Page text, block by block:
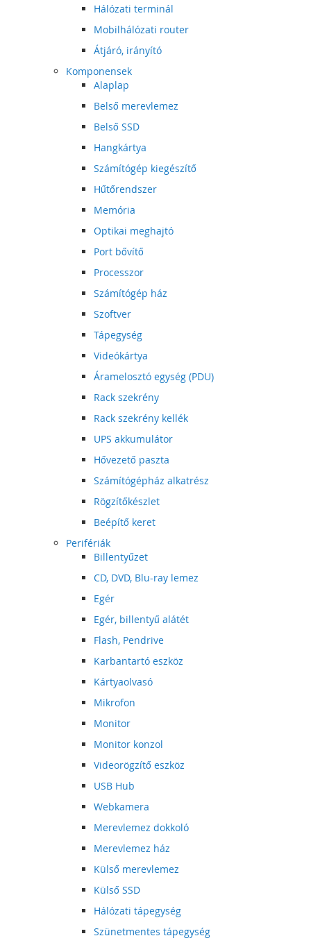
Hálózati terminál
Mobilhálózati router
Átjáró, irányító
Komponensek
Alaplap
Belső merevlemez
Belső SSD
Hangkártya
Számítógép kiegészítő
Hűtőrendszer
Memória
Optikai meghajtó
Port bővítő
Processzor
Számítógép ház
Szoftver
Tápegység
Videókártya
Áramelosztó egység (PDU)
Rack szekrény
Rack szekrény kellék
UPS akkumulátor
Hővezető paszta
Számítógépház alkatrész
Rögzítőkészlet
Beépítő keret
Perifériák
Billentyűzet
CD, DVD, Blu-ray lemez
Egér
Egér, billentyű alátét
Flash, Pendrive
Karbantartó eszköz
Kártyaolvasó
Mikrofon
Monitor
Monitor konzol
Videorögzítő eszköz
USB Hub
Webkamera
Merevlemez dokkoló
Merevlemez ház
Külső merevlemez
Külső SSD
Hálózati tápegység
Szünetmentes tápegység